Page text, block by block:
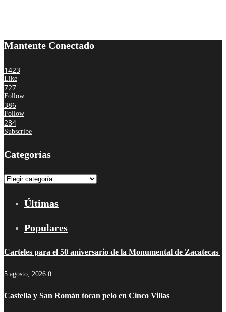
Mantente Conectado
1423
Like
727
Follow
386
Follow
284
Subscribe
Categorías
Categorías
Últimas
Populares
Carteles para el 50 aniversario de la Monumental de Zacatecas
5 agosto, 2026 0
Castella y San Román tocan pelo en Cinco Villas